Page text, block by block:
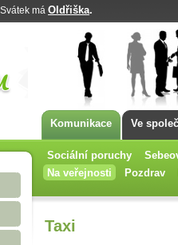
má Oldřiška.
Komunikace Ve
Sociální poruchy
Na veřejnosti
Pozdrav
Taxi